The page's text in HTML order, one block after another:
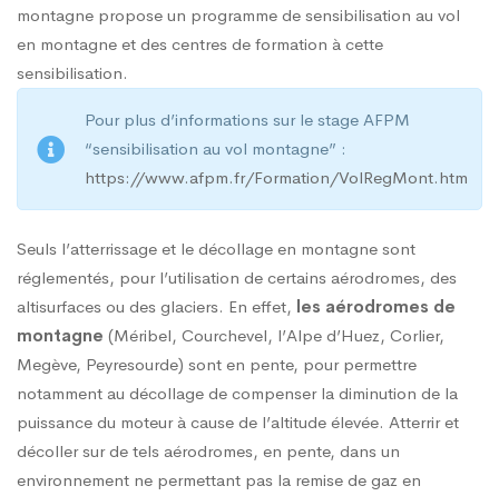
montagne propose un programme de sensibilisation au vol
en montagne et des centres de formation à cette
sensibilisation.
Pour plus d’informations sur le stage AFPM
“sensibilisation au vol montagne” :
https://www.afpm.fr/Formation/VolRegMont.htm
Seuls l’atterrissage et le décollage en montagne sont
réglementés, pour l’utilisation de certains aérodromes, des
altisurfaces ou des glaciers. En effet, les aérodromes de
montagne (Méribel, Courchevel, l’Alpe d’Huez, Corlier,
Megève, Peyresourde) sont en pente, pour permettre
notamment au décollage de compenser la diminution de la
puissance du moteur à cause de l’altitude élevée. Atterrir et
décoller sur de tels aérodromes, en pente, dans un
environnement ne permettant pas la remise de gaz en